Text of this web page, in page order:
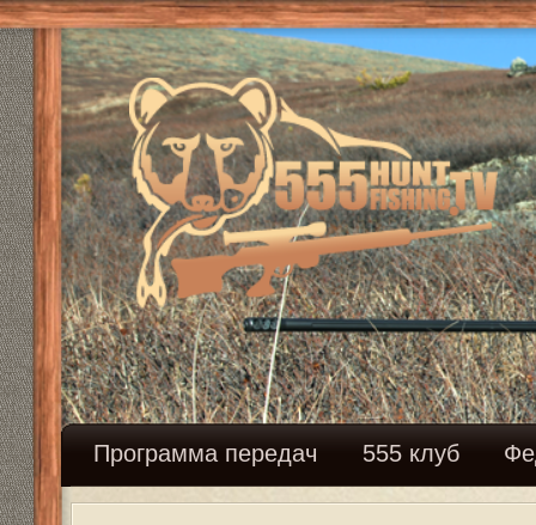
Программа передач 555 клуб Федерация
Вопрос - ответ
Модераторы: Mikhalich,Mikhalich